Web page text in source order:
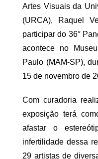
Artes Visuais da
(URCA), Raquel
participar do 36°
acontece no
Paulo (MAM-SP),
15 de novembro de
Com curadoria
exposição terá
afastar o
infertilidade dessa
29 artistas de